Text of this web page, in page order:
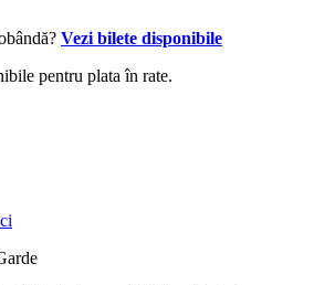
Vezi bilete disponibile
pentru plata în rate.